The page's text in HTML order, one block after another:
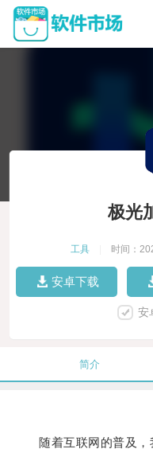
极光
工具 时间：
安卓下载
安
简介
随着互联网的普及，